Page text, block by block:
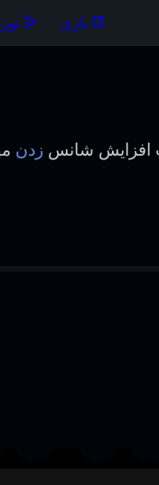
بازی
افزایش شانس زدن